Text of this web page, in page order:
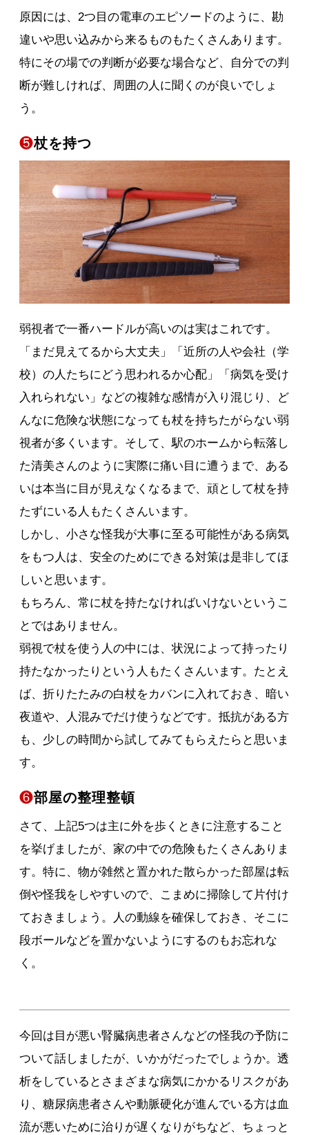
原因には、2つ目の電車のエピソードのように、勘
違いや思い込みから来るものもたくさんあります。
特にその場での判断が必要な場合など、自分での判
断が難しければ、周囲の人に聞くのが良いでしょ
う。
❺杖を持つ
弱視者で一番ハードルが高いのは実はこれです。
「まだ見えてるから大丈夫」「近所の人や会社（学
校）の人たちにどう思われるか心配」「病気を受け
入れられない」などの複雑な感情が入り混じり、ど
んなに危険な状態になっても杖を持ちたがらない弱
視者が多くいます。そして、駅のホームから転落し
た清美さんのように実際に痛い目に遭うまで、ある
いは本当に目が見えなくなるまで、頑として杖を持
たずにいる人もたくさんいます。
しかし、小さな怪我が大事に至る可能性がある病気
をもつ人は、安全のためにできる対策は是非してほ
しいと思います。
もちろん、常に杖を持たなければいけないというこ
とではありません。
弱視で杖を使う人の中には、状況によって持ったり
持たなかったりという人もたくさんいます。たとえ
ば、折りたたみの白杖をカバンに入れておき、暗い
夜道や、人混みでだけ使うなどです。抵抗がある方
も、少しの時間から試してみてもらえたらと思いま
す。
❻部屋の整理整頓
さて、上記5つは主に外を歩くときに注意すること
を挙げましたが、家の中での危険もたくさんありま
す。特に、物が雑然と置かれた散らかった部屋は転
倒や怪我をしやすいので、こまめに掃除して片付け
ておきましょう。人の動線を確保しておき、そこに
段ボールなどを置かないようにするのもお忘れな
く。
今回は目が悪い腎臓病患者さんなどの怪我の予防に
ついて話しましたが、いかがだったでしょうか。透
析をしているとさまざまな病気にかかるリスクがあ
り、糖尿病患者さんや動脈硬化が進んでいる方は血
流が悪いために治りが遅くなりがちなど、ちょっと